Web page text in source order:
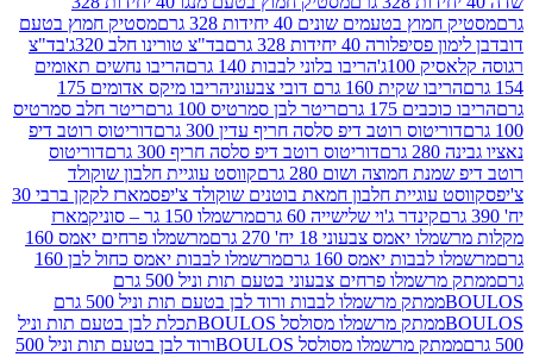
בטעמים שונים 40 יחידות 328 גרם
מסטיק חמוץ בטעם
40 יחידות 328 גרם
בד"צ טורינו חלב 320ג'
בד"צ
הריבו בלוני לבבות 140 גרם
הריבו נחשים תאומים
160 גרם דובי צבעוני
הריבו מיקס אדומים 175
175 גרם
ריטר לבן סמרטיס 100 גרם
ריטר חלב סמרטיס
רוטב דיפ סלסה חריף עדין 300 גרם
דוריטוס רוטב דיפ
דוריטוס רוטב דיפ סלסה חריף 300 גרם
דוריטוס
חמוצה ושום 280 גרם
קווסט עוגיית חלבון שוקולד
עוגיית חלבון חמאת בוטנים שוקולד צ'יפס
מארז לקקן ברבי 30
קינדר ג'וי שלישייה 60 גרם
מרשמלו 150 גר – סוניק
מארז
צבעוני 18 יח' 270 גרם
מרשמלו פרחים יאמס 160
יאמס 160 גרם
מרשמלו לבבות יאמס כחול לבן 160
ממתק מרשמלו פרחים צבעוני בטעם תות וניל 500 גרם
ממתק מרשמלו לבבות ורוד לבן בטעם תות וניל 500 גרם
ממתק מרשמלו מסולסל BOULOSתכלת לבן בטעם תות וניל
ממתק מרשמלו מסולסל BOULOSורוד לבן בטעם תות וניל 500